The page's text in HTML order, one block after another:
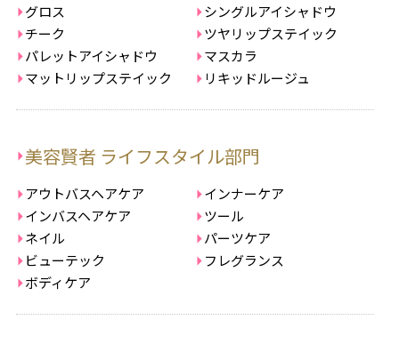
グロス
シングルアイシャドウ
チーク
ツヤリップステイック
パレットアイシャドウ
マスカラ
マットリップステイック
リキッドルージュ
美容賢者 ライフスタイル部門
アウトバスヘアケア
インナーケア
インバスヘアケア
ツール
ネイル
パーツケア
ビューテック
フレグランス
ボディケア